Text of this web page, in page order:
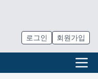
로그인 회원가입